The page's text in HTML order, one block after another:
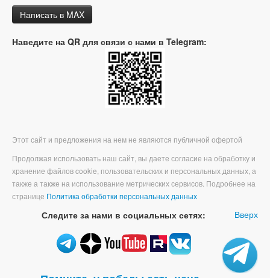
Написать в MAX
Наведите на QR для связи с нами в Telegram:
Этот сайт и предложения на нем не являются публичной офертой
Продолжая использовать наш сайт, вы даете согласие на обработку и
хранение файлов cookie, пользовательских и персональных данных, а
также а также на использование метрических сервисов. Подробнее на
странице Политика обработки персональных данных
Вверх
Следите за нами в социальных сетях: